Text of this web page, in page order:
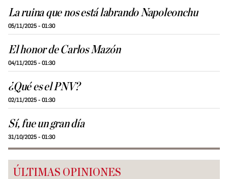
La ruina que nos está labrando Napoleonchu
05/11/2025 - 01:30
El honor de Carlos Mazón
04/11/2025 - 01:30
¿Qué es el PNV?
02/11/2025 - 01:30
Sí, fue un gran día
31/10/2025 - 01:30
ÚLTIMAS OPINIONES